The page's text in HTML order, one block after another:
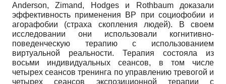
Anderson, Zimand, Hodges и Rothbaum доказали
эффективность применения ВР при социофобии и
агорафобии (страха скопления людей). В своем
исследовании они использовали когнитивно-
поведенческую терапию с использованием
виртуальной реальности. Терапия состояла из
восьми индивидуальных сеансов, в том числе
четырех сеансов тренинга по управлению тревогой и
четырех сеансов экспозиционной терапии с